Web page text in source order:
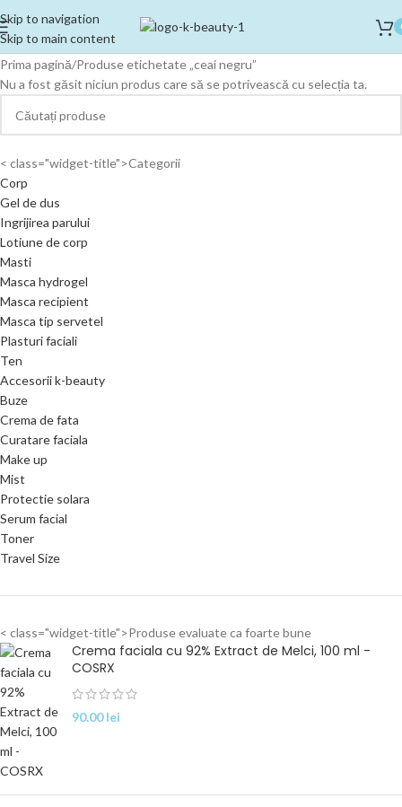
Skip to navigation
Skip to main content
Prima pagină Produse etichetate „ceai negru”
Nu a fost găsit niciun produs care să se potrivească cu selecția ta.
< class="widget-title">Categorii
Corp
Gel de dus
Ingrijirea parului
Lotiune de corp
Masti
Masca hydrogel
Masca recipient
Masca tip servetel
Plasturi faciali
Ten
Accesorii k-beauty
Buze
Crema de fata
Curatare faciala
Make up
Mist
Protectie solara
Serum facial
Toner
Travel Size
< class="widget-title">Produse evaluate ca foarte bune
Crema faciala cu 92% Extract de Melci, 100 ml -
COSRX
90.00lei